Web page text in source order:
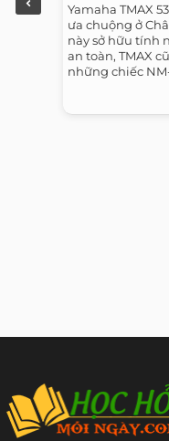
Yamaha TMAX
ưa chuộng ở
này sở hữu tính
an toàn, TMAX
những chiếc